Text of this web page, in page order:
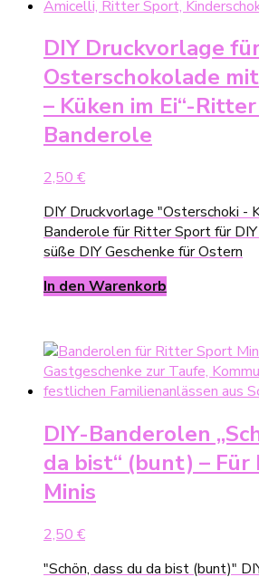
DIY Druckvorlage
Osterschokolade
– Küken im Ei“-
Banderole
2,50 €
DIY Druckvorlage "Osterschoki -
Banderole für Ritter Sport für
süße DIY Geschenke für Ostern
In den Warenkorb
DIY-Banderolen
da bist“ (bunt) –
Minis
2,50 €
"Schön, dass du da bist (bunt)"